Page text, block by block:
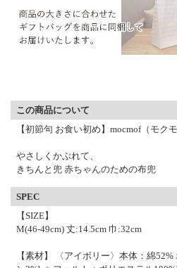
この商品について
【初節句 お食い初め】mocmof（モク
やさしくかぶれて、
きちんと兜 赤ちゃんのための布兜
SPEC
【SIZE】
M(46-49cm) 丈:14.5cm 巾:32cm
【素材】 〈アイボリー〉本体：綿